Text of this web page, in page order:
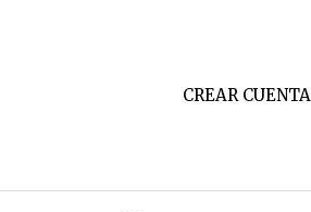
CREAR CUENTA